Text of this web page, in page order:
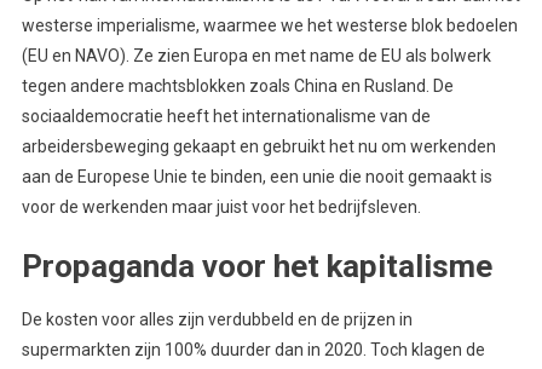
westerse imperialisme, waarmee we het westerse blok bedoelen
(EU en NAVO). Ze zien Europa en met name de EU als bolwerk
tegen andere machtsblokken zoals China en Rusland. De
sociaaldemocratie heeft het internationalisme van de
arbeidersbeweging gekaapt en gebruikt het nu om werkenden
aan de Europese Unie te binden, een unie die nooit gemaakt is
voor de werkenden maar juist voor het bedrijfsleven.
Propaganda voor het kapitalisme
De kosten voor alles zijn verdubbeld en de prijzen in
supermarkten zijn 100% duurder dan in 2020. Toch klagen de